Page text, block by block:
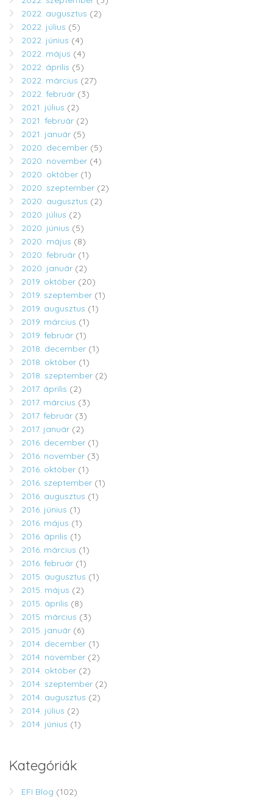
2022. augusztus (2)
2022. július (5)
2022. június (4)
2022. május (4)
2022. április (5)
2022. március (27)
2022. február (3)
2021. július (2)
2021. február (2)
2021. január (5)
2020. december (5)
2020. november (4)
2020. október (1)
2020. szeptember (2)
2020. augusztus (2)
2020. július (2)
2020. június (5)
2020. május (8)
2020. február (1)
2020. január (2)
2019. október (20)
2019. szeptember (1)
2019. augusztus (1)
2019. március (1)
2019. február (1)
2018. december (1)
2018. október (1)
2018. szeptember (2)
2017. április (2)
2017. március (3)
2017. február (3)
2017. január (2)
2016. december (1)
2016. november (3)
2016. október (1)
2016. szeptember (1)
2016. augusztus (1)
2016. június (1)
2016. május (1)
2016. április (1)
2016. március (1)
2016. február (1)
2015. augusztus (1)
2015. május (2)
2015. április (8)
2015. március (3)
2015. január (6)
2014. december (1)
2014. november (2)
2014. október (2)
2014. szeptember (2)
2014. augusztus (2)
2014. július (2)
2014. június (1)
Kategóriák
EFI Blog (102)